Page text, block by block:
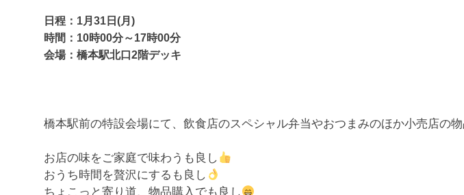
日程：1月31日(月)
時間：10時00分～17時00分
会場：橋本駅北口2階デッキ
橋本駅前の特設会場にて、飲食店のスペシャル弁当やおつまみのほか小売店の
お店の味をご家庭で味わうも良し
おうち時間を贅沢にするも良し
ちょこっと寄り道、物品購入でも良し